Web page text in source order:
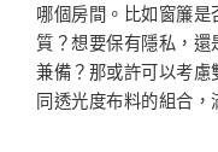
哪個房間。比如窗簾
質？想要保有隱私，
兼備？那或許可以考
同透光度布料的組合，